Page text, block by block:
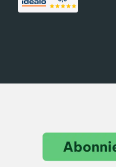
und Halogen-Lasten und
ein Slider auf 0 Prozent
Mesh Netzwerk angemeldet
bestimmten Lichtszene.
weiter, sodass auch große